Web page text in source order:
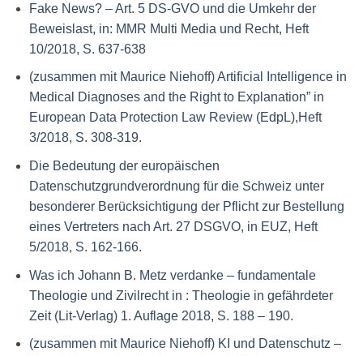
Fake News? – Art. 5 DS-GVO und die Umkehr der
Beweislast, in: MMR Multi Media und Recht, Heft
10/2018, S. 637-638
(zusammen mit Maurice Niehoff) Artificial Intelligence in
Medical Diagnoses and the Right to Explanation” in
European Data Protection Law Review (EdpL),Heft
3/2018, S. 308-319.
Die Bedeutung der europäischen
Datenschutzgrundverordnung für die Schweiz unter
besonderer Berücksichtigung der Pflicht zur Bestellung
eines Vertreters nach Art. 27 DSGVO, in EUZ, Heft
5/2018, S. 162-166.
Was ich Johann B. Metz verdanke – fundamentale
Theologie und Zivilrecht in : Theologie in gefährdeter
Zeit (Lit-Verlag) 1. Auflage 2018, S. 188 – 190.
(zusammen mit Maurice Niehoff) KI und Datenschutz –